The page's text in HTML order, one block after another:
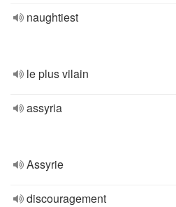
naughtiest
le plus vilain
assyria
Assyrie
discouragement